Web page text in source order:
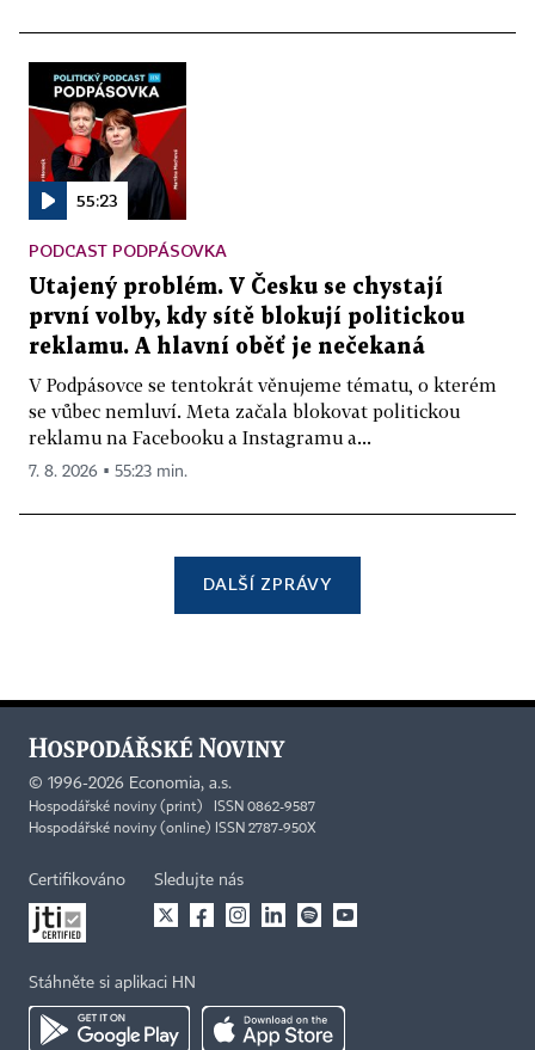
55:23
PODCAST PODPÁSOVKA
Utajený problém. V Česku se chystají
první volby, kdy sítě blokují politickou
reklamu. A hlavní oběť je nečekaná
V Podpásovce se tentokrát věnujeme tématu, o kterém
se vůbec nemluví. Meta začala blokovat politickou
reklamu na Facebooku a Instagramu a...
7. 8. 2026 ▪ 55:23 min.
DALŠÍ ZPRÁVY
© 1996-2026 Economia, a.s.
Hospodářské noviny (print) ISSN 0862-9587
Hospodářské noviny (online) ISSN 2787-950X
Certifikováno Sledujte nás
Stáhněte si aplikaci HN